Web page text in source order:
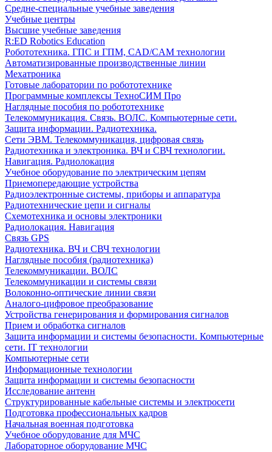
Средне-специальные учебные заведения
Учебные центры
Высшие учебные заведения
R:ED Robotics Education
Робототехника. ГПС и ГПМ, CAD/CAM технологии
Автоматизированные производственные линии
Мехатроника
Готовые лаборатории по робототехнике
Программные комплексы ТехноСИМ Про
Наглядные пособия по робототехнике
Телекоммуникация. Связь. ВОЛС. Компьютерные сети.
Защита информации. Радиотехника.
Сети ЭВМ. Телекоммуникация, цифровая связь
Радиотехника и электроника. ВЧ и СВЧ технологии.
Навигация. Радиолокация
Учебное оборудование по электрическим цепям
Приемопередающие устройства
Радиоэлектронные системы, приборы и аппаратура
Радиотехнические цепи и сигналы
Схемотехника и основы электроники
Радиолокация. Навигация
Связь GPS
Радиотехника. ВЧ и СВЧ технологии
Наглядные пособия (радиотехника)
Телекоммуникации. ВОЛС
Телекоммуникации и системы связи
Волоконно-оптические линии связи
Аналого-цифровое преобразование
Устройства генерирования и формирования сигналов
Прием и обработка сигналов
Защита информации и системы безопасности. Компьютерные
сети. IT технологии
Компьютерные сети
Информационные технологии
Защита информации и системы безопасности
Исследование антенн
Структурированные кабельные системы и электросети
Подготовка профессиональных кадров
Начальная военная подготовка
Учебное оборудование для МЧС
Лабораторное оборудование МЧС